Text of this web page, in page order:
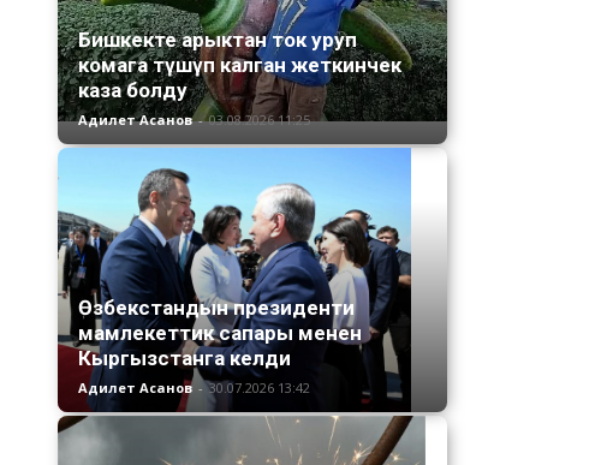
Бишкекте арыктан ток уруп
комага түшүп калган жеткинчек
каза болду
Адилет Асанов - 03.08.2026 11:25
Өзбекстандын президенти
мамлекеттик сапары менен
Кыргызстанга келди
Адилет Асанов - 30.07.2026 13:42